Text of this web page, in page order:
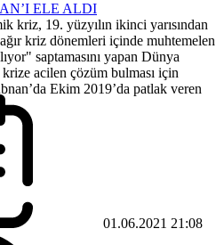
ELE ALDI
kriz, 19. yüzyılın ikinci yarısından
kriz dönemleri içinde muhtemelen
saptamasını yapan Dünya
acilen çözüm bulması için
Ekim 2019’da patlak veren
01.06.2021 21:08